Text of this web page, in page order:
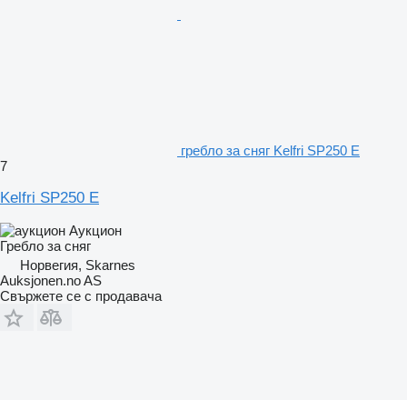
гребло за сняг Kelfri SP250 E
7
Kelfri SP250 E
Аукцион
Гребло за сняг
Норвегия, Skarnes
Auksjonen.no AS
Свържете се с продавача